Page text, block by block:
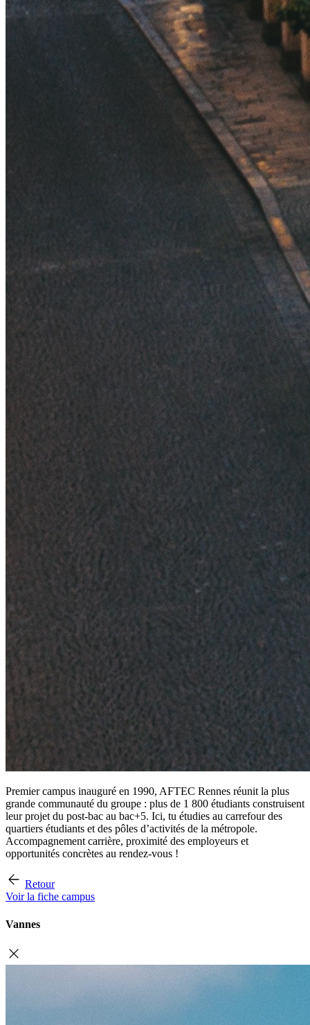
Premier campus inauguré en 1990, AFTEC Rennes réunit la plus
grande communauté du groupe : plus de 1 800 étudiants construisent
leur projet du post-bac au bac+5. Ici, tu étudies au carrefour des
quartiers étudiants et des pôles d’activités de la métropole.
Accompagnement carrière, proximité des employeurs et
opportunités concrètes au rendez-vous !
Retour
Voir la fiche campus
Vannes